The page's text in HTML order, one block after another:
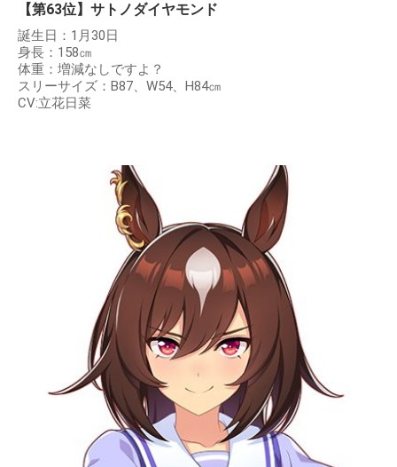
【第63位】サトノダイヤモンド
誕生日：1月30日
身長：158㎝
体重：増減なしですよ？
スリーサイズ：B87、W54、H84㎝
CV:立花日菜